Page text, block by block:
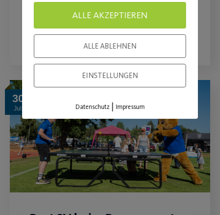
WEITERLESEN
30
Juli
ALLE AKZEPTIEREN
ALLE ABLEHNEN
EINSTELLUNGEN
Datenschutz| Impressum